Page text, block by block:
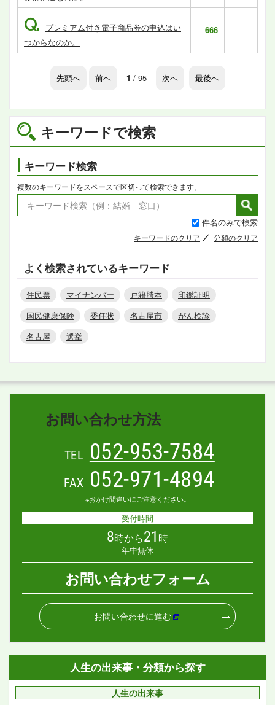
キーワードで検索
キーワード検索
複数のキーワードをスペースで区切って検索できます。
件名のみで検索
キーワードのクリア 分類のクリア
よく検索されているキーワード
住民票 マイナンバー 戸籍謄本
印鑑証明
国民健康保険
委任状 名古屋市
がん検診
名古屋
選挙
Q. プレミアム付き電子商品券の申込はい
つからなのか。
666
先頭へ 前へ 1 / 95 次へ 最後へ
お問い合わせ方法
TEL 052-953-7584
FAX 052-971-4894
※おかけ間違いにご注意ください。
受付時間
8時から21 時
年中無休
お問い合わせフォーム
お問い合わせに進む
人生の出来事・分類から探す
人生の出来事